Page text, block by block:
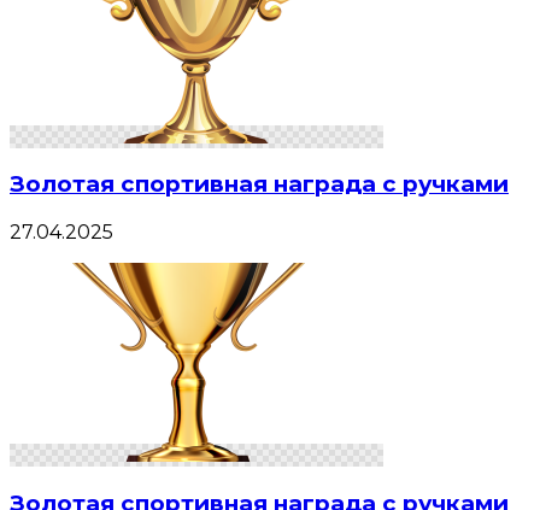
Золотая спортивная награда с ручками
27.04.2025
Золотая спортивная награда с ручками